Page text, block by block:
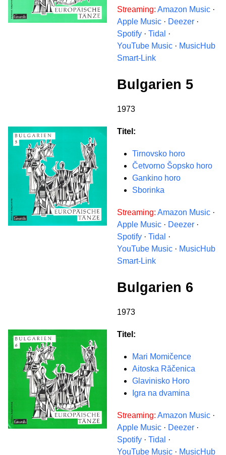
Streaming: Amazon Music ·
Apple Music · Deezer ·
Spotify · Tidal ·
YouTube Music · MusicHub
Smart-Link
Bulgarien 5
1973
Titel:
Tirnovsko horo
Četvorno Šopsko horo
Gankino horo
Sborinka
Streaming: Amazon Music ·
Apple Music · Deezer ·
Spotify · Tidal ·
YouTube Music · MusicHub
Smart-Link
Bulgarien 6
1973
Titel:
Mari Momičence
Aitoska Răčenica
Glavinisko Horo
Igra na dvamina
Streaming: Amazon Music ·
Apple Music · Deezer ·
Spotify · Tidal ·
YouTube Music · MusicHub